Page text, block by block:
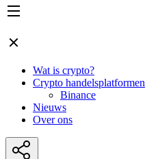
Wat is crypto?
Crypto handelsplatformen
Binance
Nieuws
Over ons